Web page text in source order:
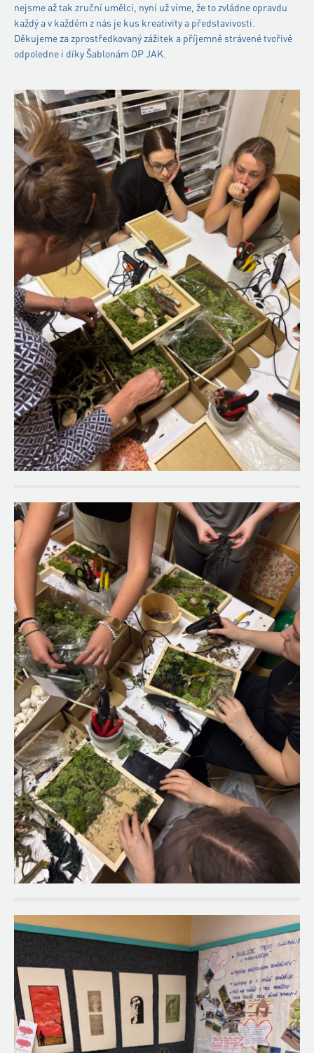
nejsme až tak zruční umělci, nyní už víme, že to zvládne opravdu
každý a v každém z nás je kus kreativity a představivosti.
Děkujeme za zprostředkovaný zážitek a příjemně strávené tvořivé
odpoledne i díky Šablonám OP JAK.